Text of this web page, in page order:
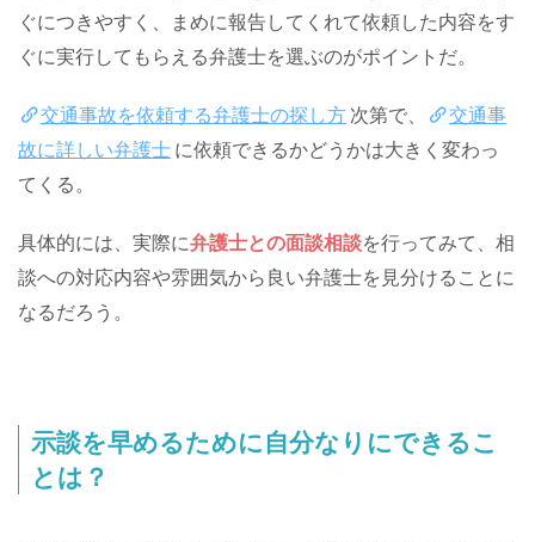
ぐにつきやすく、まめに報告してくれて依頼した内容をす
ぐに実行してもらえる弁護士を選ぶのがポイントだ。
交通事故を依頼する弁護士の探し方 次第で、
交通事
故に詳しい弁護士 に依頼できるかどうかは大きく変わっ
てくる。
具体的には、実際に弁護士との面談相談を行ってみて、相
談への対応内容や雰囲気から良い弁護士を見分けることに
なるだろう。
示談を早めるために自分なりにできるこ
とは？